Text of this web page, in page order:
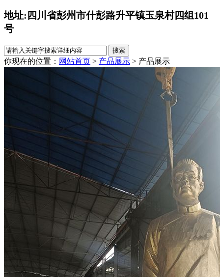
地址:四川省彭州市什彭路升平镇玉泉村四组101
号
你现在的位置： 网站首页 > 产品展示 > 产品展示